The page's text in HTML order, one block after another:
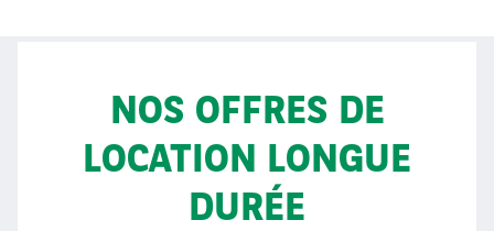
NOS OFFRES DE
LOCATION LONGUE
DURÉE